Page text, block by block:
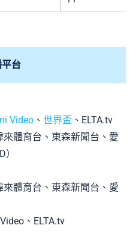
台
Video 、世界盃 、ELTA.tv
來體育台、東森新聞台、愛
來體育台、東森新聞台、愛
、ELTA.tv